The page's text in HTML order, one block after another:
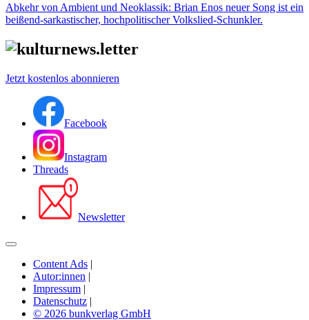
Abkehr von Ambient und Neoklassik: Brian Enos neuer Song ist ein
beißend-sarkastischer, hochpolitischer Volkslied-Schunkler.
Jetzt kostenlos abonnieren
Facebook
Instagram
Threads
Newsletter
Content Ads |
Autor:innen |
Impressum |
Datenschutz |
© 2026 bunkverlag GmbH